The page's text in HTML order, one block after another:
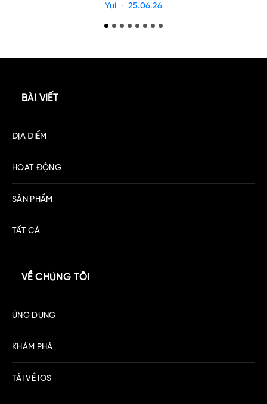
Yui 25.06.26
BÀI VIẾT
ĐỊA ĐIỂM
HOẠT ĐỘNG
SẢN PHẨM
TẤT CẢ
VỀ CHÚNG TÔI
ỨNG DỤNG
KHÁM PHÁ
TẢI VỀ IOS